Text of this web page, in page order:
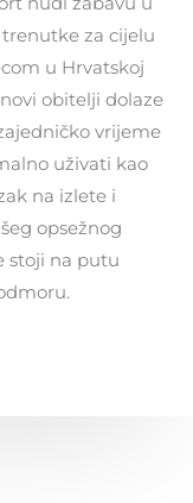
za cijelu
u Hrvatskoj
obitelji dolaze
vrijeme
uživati ​​kao
na izlete i
opsežnog
stoji na putu